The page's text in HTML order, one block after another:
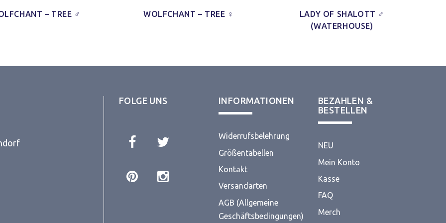
– TREE ♂ WOLFCHANT – TREE ♀
LADY OF SHALOTT ♂
(WATERHOUSE)
FOLGE UNS INFORMATIONEN
Widerrufsbelehrung
Größentabellen
Kontakt
Versandarten
AGB (Allgemeine
Geschäftsbedingungen)
BEZAHLEN &
BESTELLEN
NEU
Mein Konto
Kasse
FAQ
Merch